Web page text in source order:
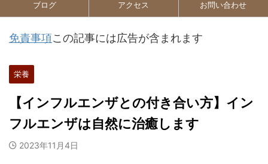
ブログ アクセス お問い合わせ
免責事項この記事には広告が含まれます
栄養
【インフルエンザとの付き合い方】イン
フルエンザは自然に治癒します
2023年11月4日